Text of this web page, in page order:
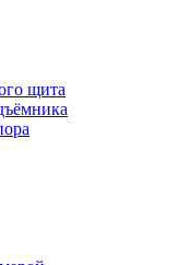
щита